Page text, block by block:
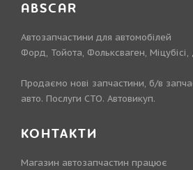
ABSCAR
Автозапчастини для автомобілей
Форд, Тойота, Фольксваген,
Продаємо нові запчастини, б/в
авто. Послуги СТО. Автовикуп.
КОНТАКТИ
Магазин автозапчастин працює